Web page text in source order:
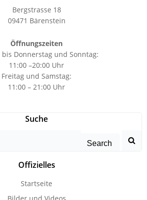
Bergstrasse 18
09471 Bärenstein
Öffnungszeiten
bis Donnerstag und Sonntag:
11:00 –20:00 Uhr
Freitag und Samstag:
11:00 – 21:00 Uhr
Suche
Offizielles
Startseite